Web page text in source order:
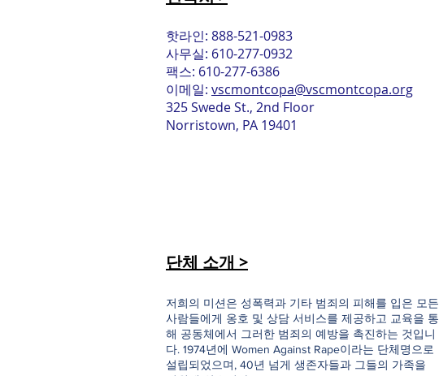
핫라인: 888-521-0983
사무실: 610-277-0932
팩스: 610-277-6386
이메일: vscmontcopa@vscmontcopa.org
325 Swede St., 2nd Floor
Norristown, PA 19401
단체 소개 >
저희의 미션은 성폭력과 기타 범죄의 피해를 입은 모든
사람들에게 옹호 및 상담 서비스를 제공하고 교육을 통
해 공동체에서 그러한 범죄의 예방을 촉진하는 것입니
다. 1974년에 Women Against Rape이라는 단체명으로
설립되었으며, 40년 넘게 생존자들과 그들의 가족을